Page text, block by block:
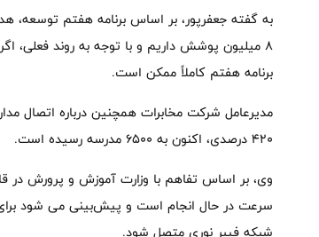
برنامه هفتم کاملاً ممکن است.
مدیرعامل شرکت مخابرات همچنین درباره اتصال
420 درصدی، اکنون به 6500 مدرسه رسیده است.
وی، بر اساس تفاهم با وزارت آموزش و پرورش
شبکه فیبر نوری متصل شود.